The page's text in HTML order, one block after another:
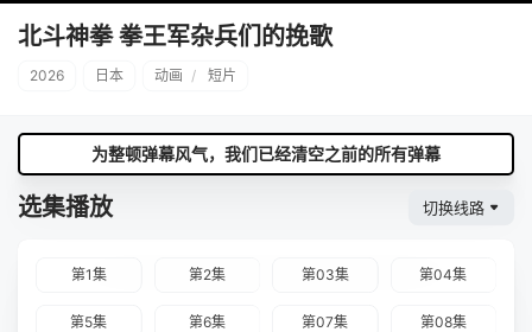
北斗神拳 拳王军杂兵们的挽歌
2026 日本 动画 / 短片
为整顿弹幕风气，我们已经清空之前的所有弹幕
选集播放 切换线路
第1集 第2集 第03集 第04集
第5集 第6集 第07集 第08集